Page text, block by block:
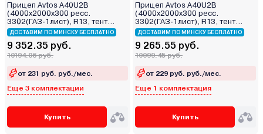
Прицеп Avtos A40U2B
(4000х2000х300 ресс.
3302(ГАЗ-1лист), R13, тент
800мм 2ос)
ДОСТАВИМ ПО МИНСКУ БЕСПЛАТНО
9 352.35 руб.
10194.06 руб.
от 231 руб. руб./мес.
Еще 3 комплектации
Купить
Прицеп Avtos A40U2B
(4000х2000х300 ресс.
3302(ГАЗ-1лист), R13, тент
400мм 2ос)
ДОСТАВИМ ПО МИНСКУ БЕСПЛАТНО
9 265.55 руб.
10099.45 руб.
от 229 руб. руб./мес.
Еще 1 комплектация
Купить